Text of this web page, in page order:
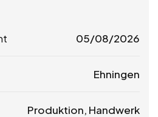
05/08/2026
Ehningen
Produktion, Handwerk